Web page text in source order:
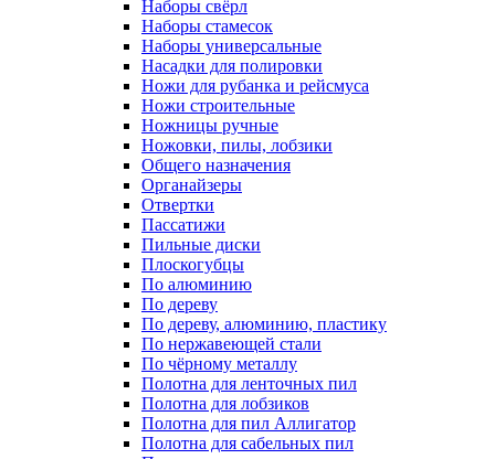
Наборы свёрл
Наборы стамесок
Наборы универсальные
Насадки для полировки
Ножи для рубанка и рейсмуса
Ножи строительные
Ножницы ручные
Ножовки, пилы, лобзики
Общего назначения
Органайзеры
Отвертки
Пассатижи
Пильные диски
Плоскогубцы
По алюминию
По дереву
По дереву, алюминию, пластику
По нержавеющей стали
По чёрному металлу
Полотна для ленточных пил
Полотна для лобзиков
Полотна для пил Аллигатор
Полотна для сабельных пил